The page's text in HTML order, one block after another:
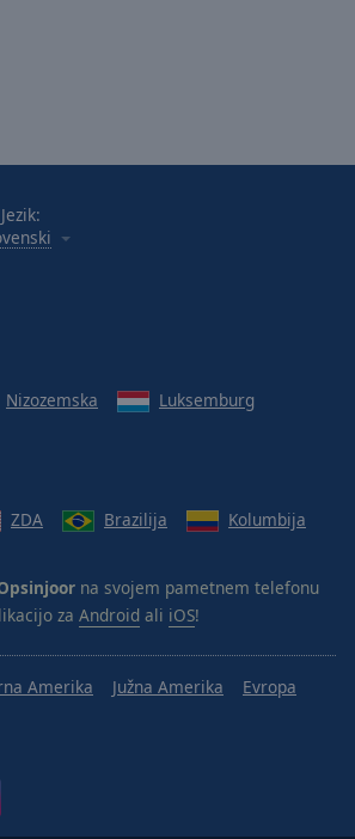
Jezik:
Nizozemska
Luksemburg
ZDA Brazilija Kolumbija
na svojem pametnem telefonu
za Android ali iOS!
Amerika Južna Amerika
Evropa